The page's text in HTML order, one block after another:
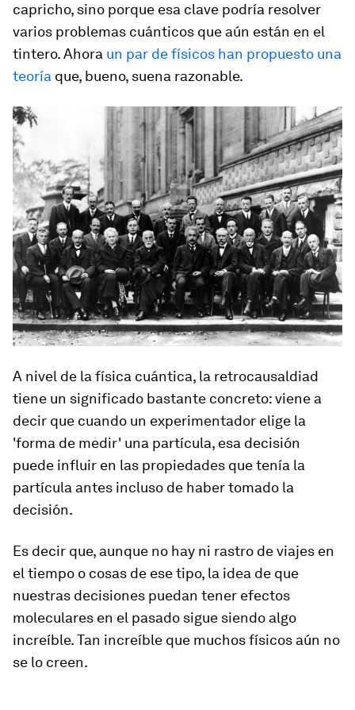
capricho, sino porque esa clave podría resolver
varios problemas cuánticos que aún están en el
tintero. Ahora un par de físicos han propuesto una
teoría que, bueno, suena razonable.
A nivel de la física cuántica, la retrocausaldiad
tiene un significado bastante concreto: viene a
decir que cuando un experimentador elige la
'forma de medir' una partícula, esa decisión
puede influir en las propiedades que tenía la
partícula antes incluso de haber tomado la
decisión.
Es decir que, aunque no hay ni rastro de viajes en
el tiempo o cosas de ese tipo, la idea de que
nuestras decisiones puedan tener efectos
moleculares en el pasado sigue siendo algo
increíble. Tan increíble que muchos físicos aún no
se lo creen.